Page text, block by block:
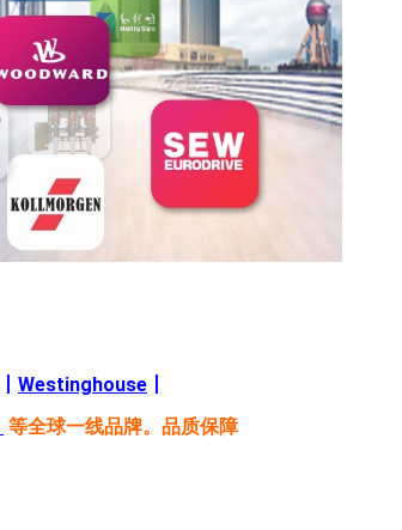
Westinghouse
等全球一线品牌。品质保障